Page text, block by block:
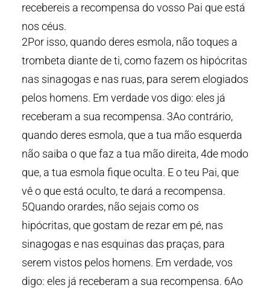
recebereis a recompensa do vosso Pai que está
nos céus.
2Por isso, quando deres esmola, não toques a
trombeta diante de ti, como fazem os hipócritas
nas sinagogas e nas ruas, para serem elogiados
pelos homens. Em verdade vos digo: eles já
receberam a sua recompensa. 3Ao contrário,
quando deres esmola, que a tua mão esquerda
não saiba o que faz a tua mão direita, 4de modo
que, a tua esmola fique oculta. E o teu Pai, que
vê o que está oculto, te dará a recompensa.
5Quando orardes, não sejais como os
hipócritas, que gostam de rezar em pé, nas
sinagogas e nas esquinas das praças, para
serem vistos pelos homens. Em verdade, vos
digo: eles já receberam a sua recompensa. 6Ao